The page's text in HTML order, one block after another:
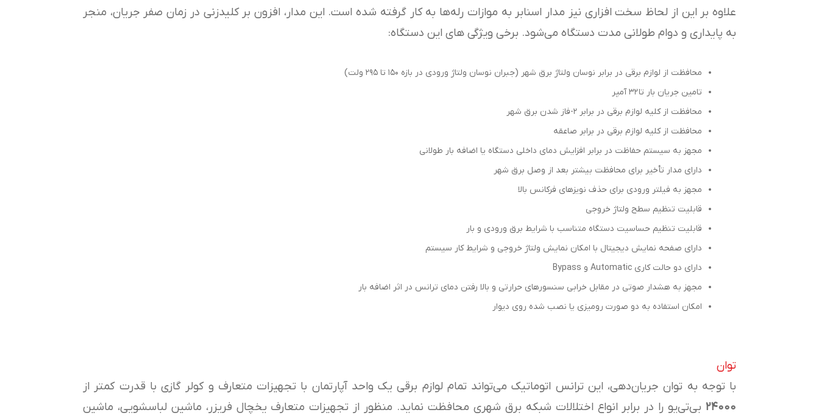
علاوه بر این از لحاظ سخت افزاری نیز مدار اسنابر به موازات رله‌ها به کار گرفته شده است. این مدار، افزون بر کلید‌زنی در زمان صفر جریان، منجر
به پایداری و دوام طولانی مدت دستگاه می‌شود. برخی ویژگی های این دستگاه:
محافظت از لوازم برقی در برابر نوسان ولتاژ برق شهر (جبران نوسان ولتاژ ورودی در بازه ۱۵۰ تا ۲۹۵ ولت)
تامین جریان بار تا ۳۲ آمپر
محافظت از کلیه لوازم برقی در برابر ۲-فاز شدن برق شهر
محافظت از کلیه لوازم برقی در برابر صاعقه
مجهز به سیستم حفاظت در برابر افزایش دمای داخلی دستگاه یا اضافه بار طولانی
دارای مدار تأخیر برای محافظت بیشتر بعد از وصل برق شهر
مجهز به فیلتر ورودی برای حذف نویزهای فرکانس بالا
قابلیت تنظیم سطح ولتاژ خروجی
قابلیت تنظیم حساسیت دستگاه متناسب با شرایط برق ورودی و بار
دارای صفحه نمایش دیجیتال با امکان نمایش ولتاژ خروجی و شرایط کار سیستم
دارای دو حالت کاری Automatic و Bypass
مجهز به هشدار صوتی در مقابل خرابی سنسورهای حرارتی و بالا رفتن دمای ترانس در اثر اضافه بار
امکان استفاده به دو صورت رومیزی یا نصب شده روی دیوار
توان
با توجه به توان جریان‌دهی، این ترانس اتوماتیک می‌تواند تمام لوازم برقی یک واحد آپارتمان با تجهیزات متعارف و کولر گازی با قدرت کمتر از
۲۴۰۰۰ بی‌تی‌یو را در برابر انواع اختلالات شبکه برق شهری محافظت نماید. منظور از تجهیزات متعارف یخچال فریزر، ماشین لباسشویی، ماشین